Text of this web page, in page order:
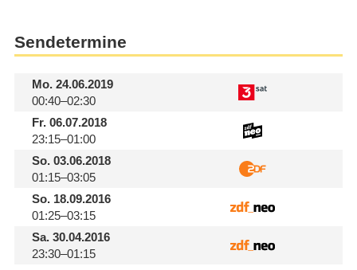
Sendetermine
Mo.24.06.2019
00:40–02:30
Fr.06.07.2018
23:15–01:00
So.03.06.2018
01:15–03:05
So.18.09.2016
01:25–03:15
Sa.30.04.2016
23:30–01:15